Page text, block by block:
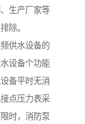
生产厂家等
除。
供水设备的
设备个功能
备平时无消
点压力表采
时，消防泵